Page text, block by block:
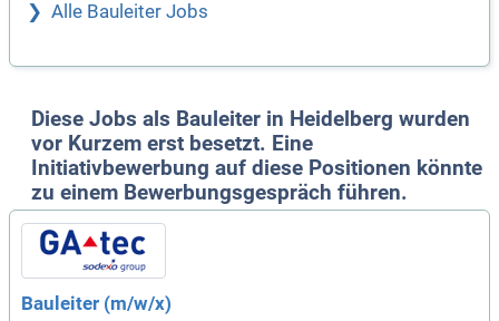
Alle Bauleiter Jobs
Diese Jobs als Bauleiter in Heidelberg wurden
vor Kurzem erst besetzt. Eine
Initiativbewerbung auf diese Positionen könnte
zu einem Bewerbungsgespräch führen.
Bauleiter (m/w/x)